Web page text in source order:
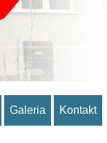
Galeria Kontakt